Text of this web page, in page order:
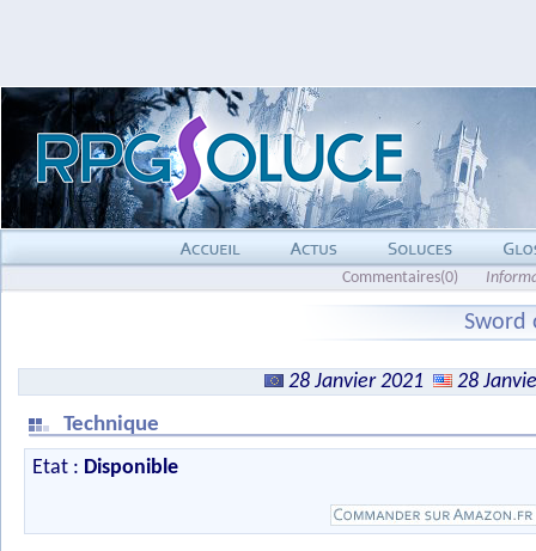
Commentaires(0)
Sword
28 Janvier 2021
28
Technique
Etat : Disponible